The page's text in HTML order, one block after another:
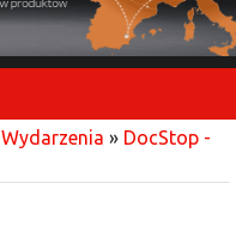
Wydarzenia » DocStop -